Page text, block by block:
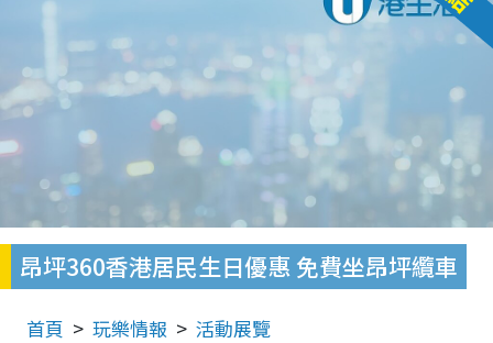
昂坪360香港居民生日優惠 免費坐昂坪纜車
首頁 玩樂情報 活動展覽